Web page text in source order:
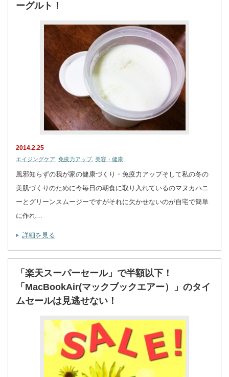
ーグルト！
2014.2.25
エイジングケア 免疫力アップ, 美容・健康
風邪知らずの我が家の健康づくり・免疫力アップそして私の冬の
美肌づくりのために今毎日の朝食に取り入れているのマヌカハニ
ーとグリーンスムージーですがそれに欠かせないのが自宅で簡単
に作れ…
詳細を見る
「楽天スーパーセール」で半額以下！
「MacBookAir(マックブックエアー）」のタイ
ムセールは見逃せない！